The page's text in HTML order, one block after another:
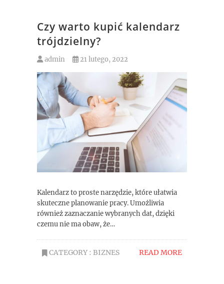
Czy warto kupić kalendarz
trójdzielny?
admin 21 lutego, 2022
Kalendarz to proste narzędzie, które ułatwia
skuteczne planowanie pracy. Umożliwia
również zaznaczanie wybranych dat, dzięki
czemu nie ma obaw, że…
CATEGORY : BIZNES READ MORE